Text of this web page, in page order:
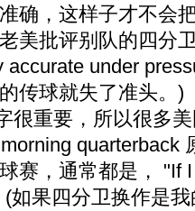
确，这样子才不会
美批评别队的四分
accurate under
传球就失了准头。)
很重要，所以很多
quarterback
赛，通常都是， "If
如果四分卫换作是